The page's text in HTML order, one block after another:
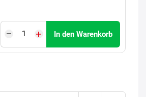
In den Warenkorb